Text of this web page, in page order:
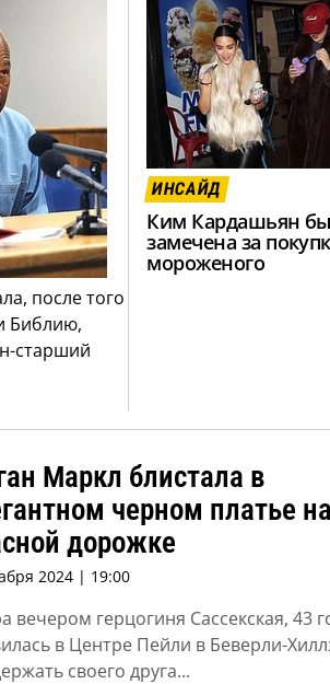
после того
Библию,
старший
ИНСАЙД
Ким Кардашьян
замечена за
мороженого
Маркл блистала в
черном платье на
дорожке
2024 | 19:00
вечером герцогиня Сассекская, 43
в Центре Пейли в Беверли-
своего друга...